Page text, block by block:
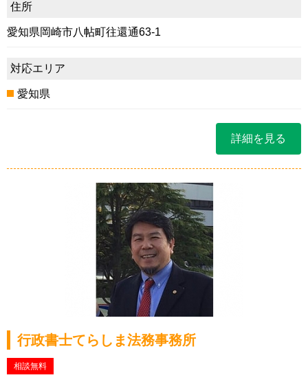
住所
愛知県岡崎市八帖町往還通63-1
対応エリア
愛知県
詳細を見る
行政書士てらしま法務事務所
相談無料